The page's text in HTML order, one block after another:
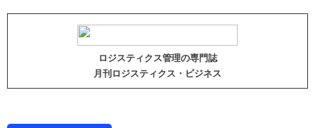
ロジスティクス管理の専門誌
月刊ロジスティクス・ビジネス